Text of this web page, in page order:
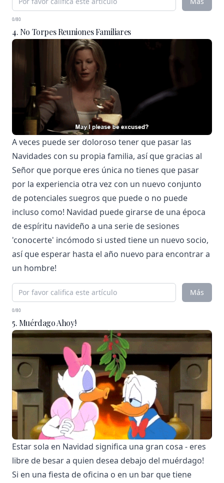
0/80
4. No Torpes Reuniones Familiares
A veces puede ser doloroso tener que pasar las
Navidades con su propia familia, así que gracias al
Señor que porque eres única no tienes que pasar
por la experiencia otra vez con un nuevo conjunto
de potenciales suegros que puede o no puede
incluso como! Navidad puede girarse de una época
de espíritu navideño a una serie de sesiones
'conocerte' incómodo si usted tiene un nuevo socio,
así que esperar hasta el año nuevo para encontrar a
un hombre!
Más
0/80
5. Muérdago Ahoy!
Estar sola en Navidad significa una gran cosa - eres
libre de besar a quien desea debajo del muérdago!
Si en una fiesta de oficina o en un bar que tiene